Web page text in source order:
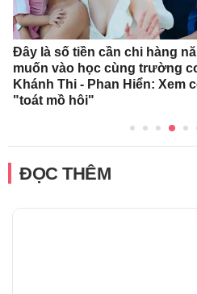
Đây là số tiền cần chi hàng
muốn vào học cùng trường
Khánh Thi - Phan Hiển: Xem
"toát mồ hôi"
ĐỌC THÊM